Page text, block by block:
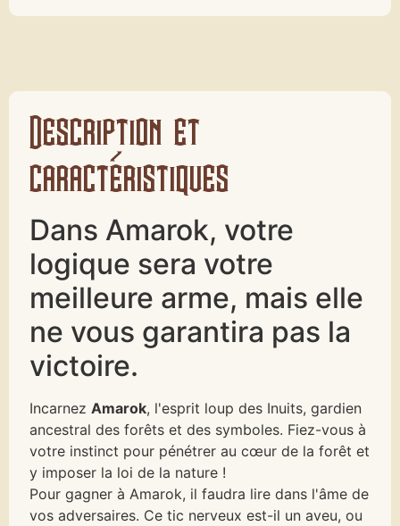
Description et
caractéristiques
Dans Amarok, votre
logique sera votre
meilleure arme, mais elle
ne vous garantira pas la
victoire.
IncarnezAmarok, l'esprit loup des Inuits, gardien
ancestral des forêts et des symboles. Fiez-vous à
votre instinct pour pénétrer au cœur de la forêt et
y imposer la loi de la nature !
Pour gagner à Amarok, il faudra lire dans l'âme de
vos adversaires. Ce tic nerveux est-il un aveu, ou